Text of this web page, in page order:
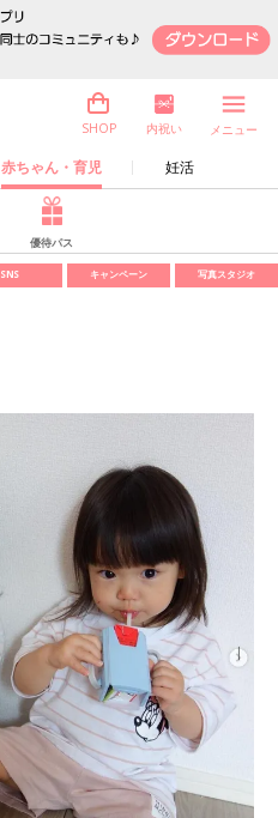
赤ちゃん・育児 妊活
SHOP 内祝い メニュー
優待パス
SNS キャンペーン 写真スタジオ